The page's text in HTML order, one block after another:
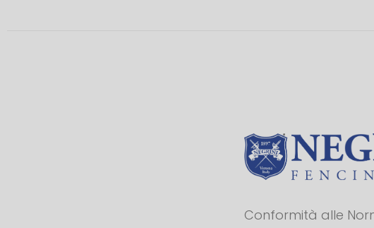
Conformità alle